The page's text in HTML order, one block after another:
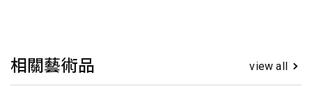
相關藝術品 view all